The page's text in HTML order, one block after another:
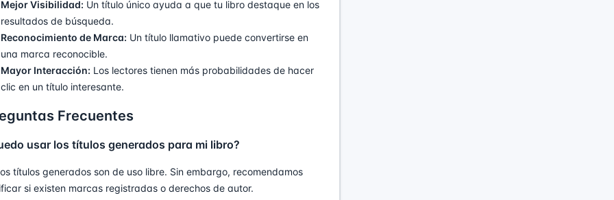
Mejor Visibilidad: Un título único ayuda a que tu libro destaque en los
resultados de búsqueda.
Reconocimiento de Marca: Un título llamativo puede convertirse en
una marca reconocible.
Mayor Interacción: Los lectores tienen más probabilidades de hacer
clic en un título interesante.
Frecuentes
usar los títulos generados para mi libro?
títulos generados son de uso libre. Sin embargo, recomendamos
si existen marcas registradas o derechos de autor.